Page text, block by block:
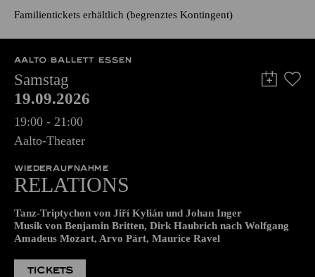
Familientickets erhältlich (begrenztes Kontingent)
AALTO BALLETT ESSEN
Samstag
19.09.2026
19:00 - 21:00
Aalto-Theater
WIEDERAUFNAHME
RELATIONS
Tanz-Triptychon von Jiří Kylián und Johan Inger
Musik von Benjamin Britten, Dirk Haubrich nach Wolfgang
Amadeus Mozart, Arvo Pärt, Maurice Ravel
TICKETS